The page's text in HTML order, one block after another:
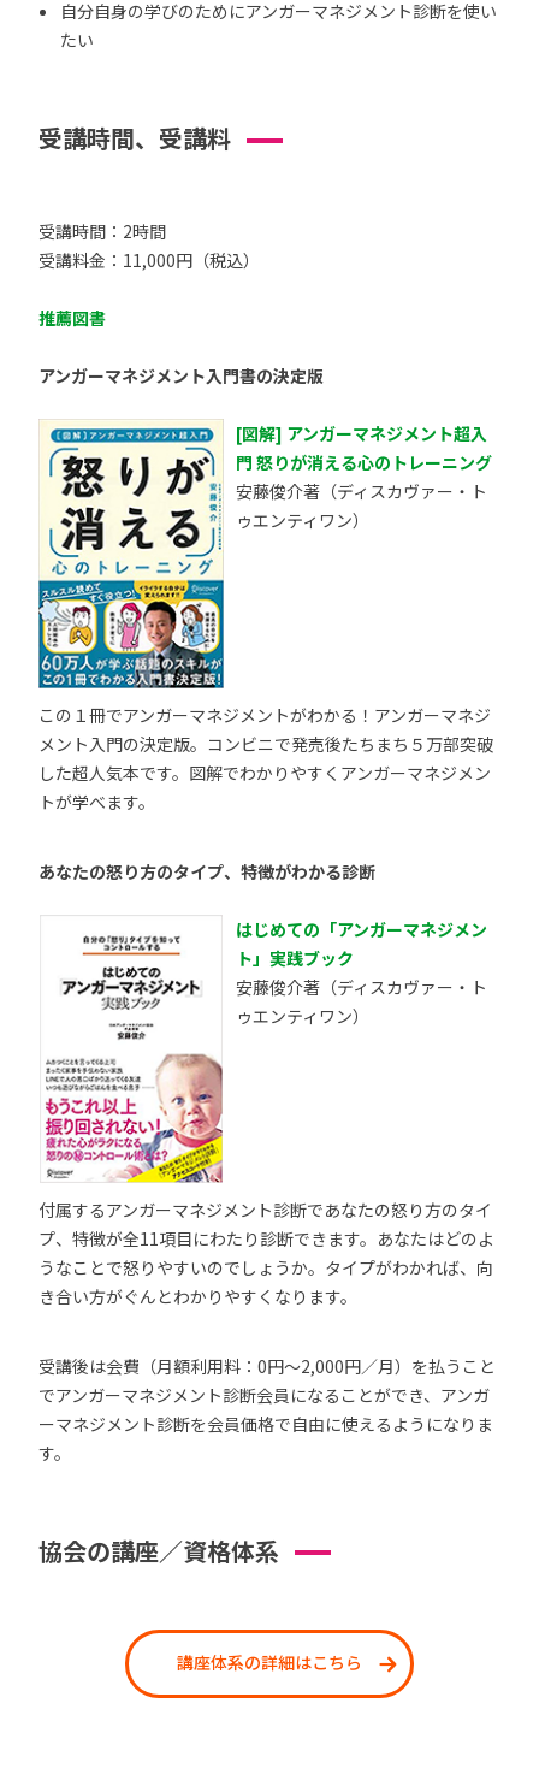
自分自身の学びのためにアンガーマネジメント診断を使い
たい
受講時間、受講料
受講時間：2時間
受講料金：11,000円（税込）
推薦図書
アンガーマネジメント入門書の決定版
[図解] アンガーマネジメント超入
門 怒りが消える心のトレーニング
安藤俊介著（ディスカヴァー・ト
ゥエンティワン）
この１冊でアンガーマネジメントがわかる！アンガーマネジ
メント入門の決定版。コンビニで発売後たちまち５万部突破
した超人気本です。図解でわかりやすくアンガーマネジメン
トが学べます。
あなたの怒り方のタイプ、特徴がわかる診断
はじめての「アンガーマネジメン
ト」実践ブック
安藤俊介著（ディスカヴァー・ト
ゥエンティワン）
付属するアンガーマネジメント診断であなたの怒り方のタイ
プ、特徴が全11項目にわたり診断できます。あなたはどのよ
うなことで怒りやすいのでしょうか。タイプがわかれば、向
き合い方がぐんとわかりやすくなります。
受講後は会費（月額利用料：0円～2,000円／月）を払うこと
でアンガーマネジメント診断会員になることができ、アンガ
ーマネジメント診断を会員価格で自由に使えるようになりま
す。
協会の講座／資格体系
講座体系の詳細はこちら